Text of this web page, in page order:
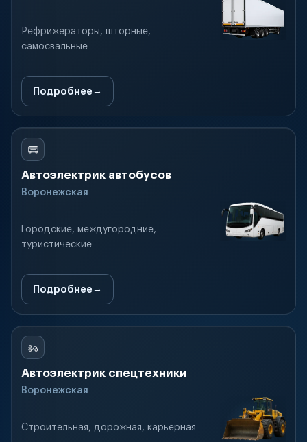
Рефрижераторы, шторные,
самосвальные
Подробнее
Автоэлектрик автобусов
Воронежская
Городские, междугородние,
туристические
Подробнее
Автоэлектрик спецтехники
Воронежская
Строительная, дорожная, карьерная